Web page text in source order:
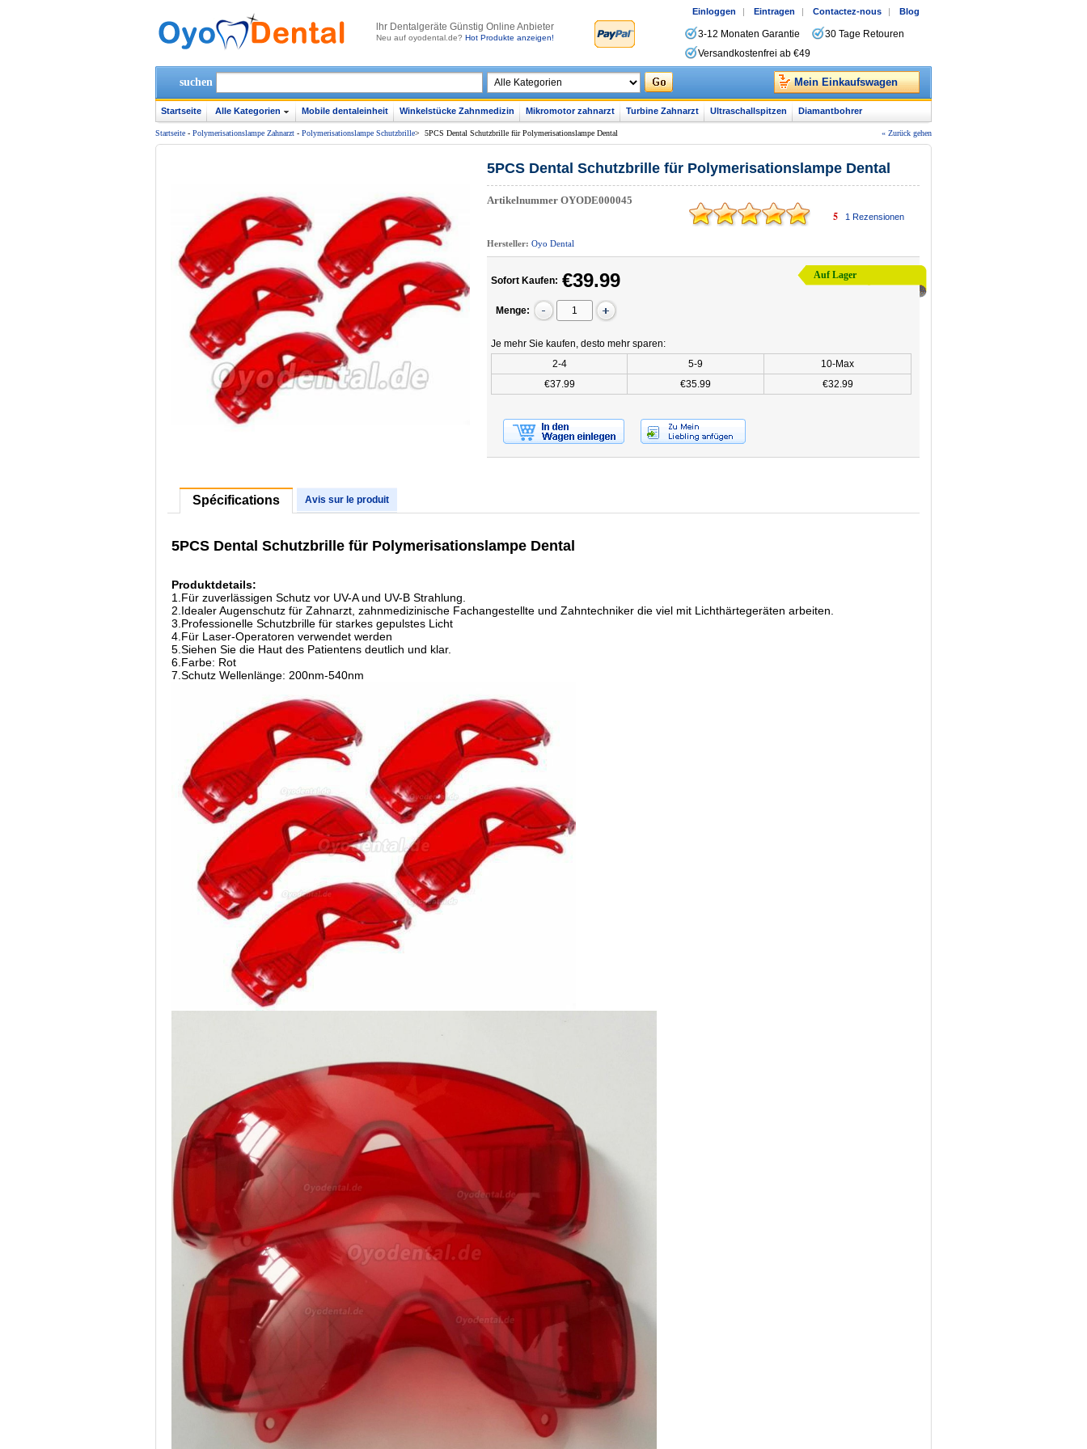
lhr Dentalgeräte Günstig Online Anbieter
Neu auf oyodental.de? Hot Produkte anzeigen!
Einloggen | Eintragen | Contactez-nous | Blog
3-12 Monaten Garantie
30 Tage Retouren
Versandkostenfrei ab €49
suchen Mein Einkaufswagen
Startseite Alle Kategorien Mobile dentaleinheit Winkelstücke Zahnmedizin Mikromotor zahnarzt Turbine Zahnarzt Ultraschallspitzen Diamantbohrer
Startseite - Polymerisationslampe Zahnarzt - Polymerisationslampe Schutzbrille> 5PCS Dental Schutzbrille für Polymerisationslampe Dental « Zurück gehen
5PCS Dental Schutzbrille für Polymerisationslampe Dental
Artikelnummer OYODE000045
5 1 Rezensionen
Hersteller: Oyo Dental
Auf Lager
Sofort Kaufen: €39.99
Menge:
Je mehr Sie kaufen, desto mehr sparen:
2-4
5-9
10-Max
€37.99
€35.99 €32.99
Spécifications Avis sur le produit
5PCS Dental Schutzbrille für Polymerisationslampe Dental
Produktdetails:
1.Für zuverlässigen Schutz vor UV-A und UV-B Strahlung.
2.Idealer Augenschutz für Zahnarzt, zahnmedizinische Fachangestellte und Zahntechniker die viel mit Lichthärtegeräten arbeiten.
3.Professionelle Schutzbrille für starkes gepulstes Licht
4.Für Laser-Operatoren verwendet werden
5.Siehen Sie die Haut des Patientens deutlich und klar.
6.Farbe: Rot
7.Schutz Wellenlänge: 200nm-540nm